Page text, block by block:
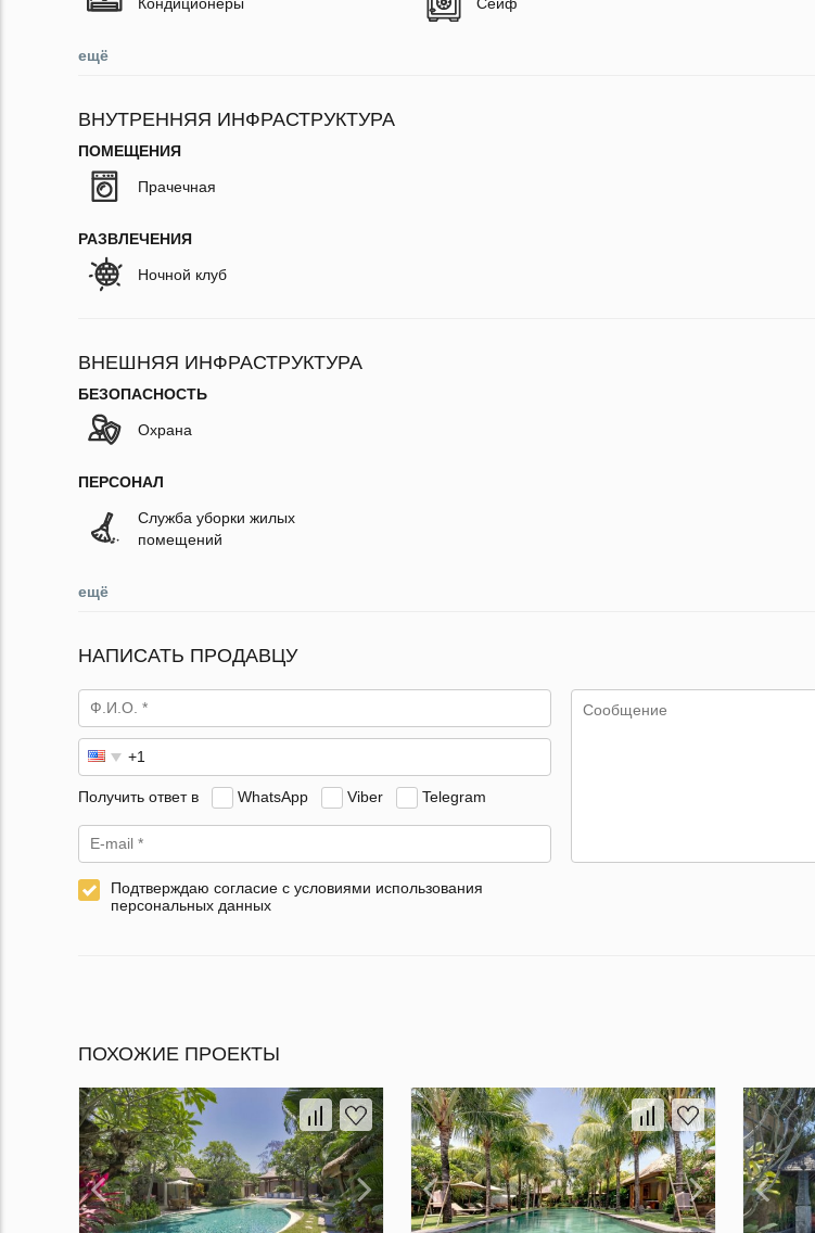
ещё
ВНУТРЕННЯЯ ИНФРАСТРУКТУРА
ПОМЕЩЕНИЯ
Прачечная
РАЗВЛЕЧЕНИЯ
Ночной клуб
ВНЕШНЯЯ ИНФРАСТРУКТУРА
БЕЗОПАСНОСТЬ
Охрана
ПЕРСОНАЛ
Служба уборки жилых
помещений
ещё
НАПИСАТЬ ПРОДАВЦУ
Получить ответ в WhatsApp Viber Telegram
Подтверждаю согласие с условиями использования
персональных данных
ПОХОЖИЕ ПРОЕКТЫ